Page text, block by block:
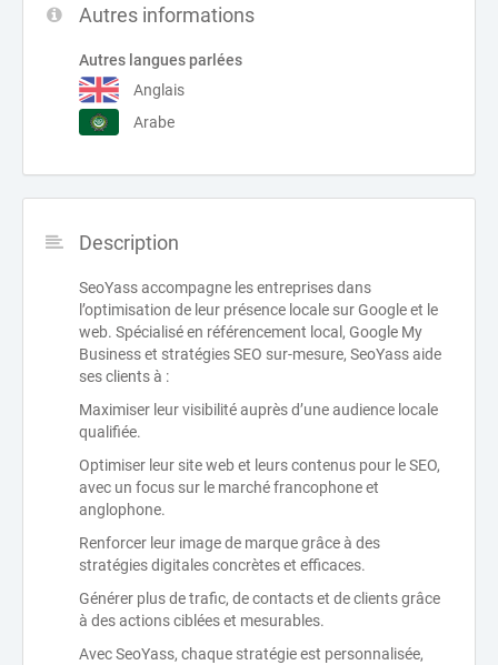
Autres informations
Autres langues parlées
Anglais
Arabe
Description
SeoYass accompagne les entreprises dans
l’optimisation de leur présence locale sur Google et le
web. Spécialisé en référencement local, Google My
Business et stratégies SEO sur-mesure, SeoYass aide
ses clients à :
Maximiser leur visibilité auprès d’une audience locale
qualifiée.
Optimiser leur site web et leurs contenus pour le SEO,
avec un focus sur le marché francophone et
anglophone.
Renforcer leur image de marque grâce à des
stratégies digitales concrètes et efficaces.
Générer plus de trafic, de contacts et de clients grâce
à des actions ciblées et mesurables.
Avec SeoYass, chaque stratégie est personnalisée,